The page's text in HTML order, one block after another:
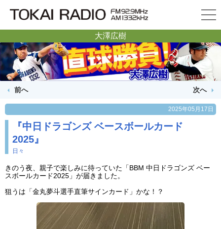
大澤広樹
前へ 次へ
2025年05月17日
『中日ドラゴンズ ベースボールカード
2025』
日々
きのう夜、親子で楽しみに待っていた「BBM 中日ドラゴンズ ベー
スボールカード2025」が届きました。
狙うは「金丸夢斗選手直筆サインカード」かな！？